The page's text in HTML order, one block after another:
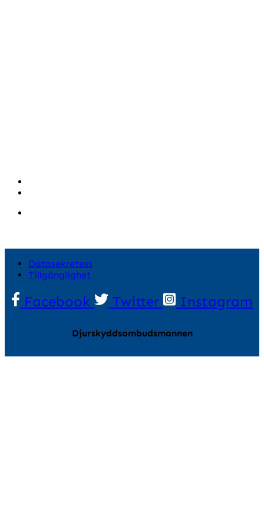
Datasekretess
Tillgänglighet
Facebook Twitter Instagram
Djurskyddsombudsmannen